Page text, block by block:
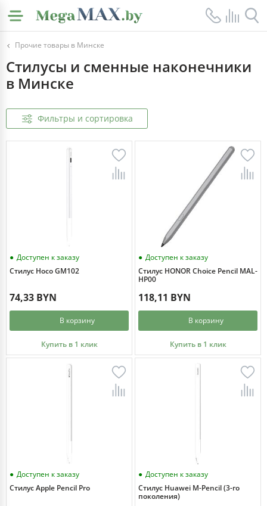
Прочие товары в Минске
Стилусы и сменные наконечники
в Минске
Фильтры и сортировка
Доступен к заказу
Стилус Hoco GM102
74,33 BYN
В корзину
Купить в 1 клик
Доступен к заказу
Стилус HONOR Choice Pencil MAL-
HP00
118,11 BYN
В корзину
Купить в 1 клик
Доступен к заказу
Стилус Apple Pencil Pro
Доступен к заказу
Стилус Huawei M-Pencil (3-го
поколения)